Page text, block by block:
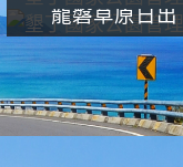
龍磐草原日出